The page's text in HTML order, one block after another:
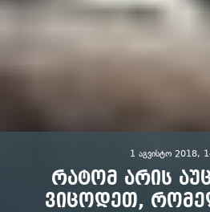
1 აგვისტო 2018,
რატომ არის
ვიცოდეთ,